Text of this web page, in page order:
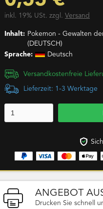
inkl. 19% USt. zzgl. Versand
Inhalt: Pokemon - Gewalten
(DEUTSCH)
Sprache:
Deutsch
Versandkostenfreie
Lieferzeit: 1-3 Werktage
ANGEBOT
Drucken Sie schnell